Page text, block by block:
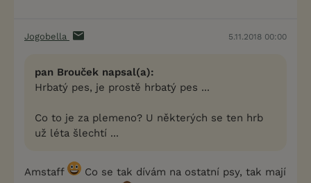
Jogobella 5.11.2018 00:00
pan Brouček napsal(a):
Hrbatý pes, je prostě hrbatý pes ...
Co to je za plemeno? U některých se ten hrb
už léta šlechtí ...
Amstaff
Co se tak dívám na ostatní psy, tak mají